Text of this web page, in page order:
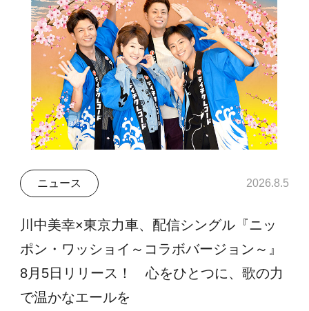
ニュース 2026.8.5
川中美幸×東京力車、配信シングル『ニッ
ポン・ワッショイ～コラボバージョン～』
8月5日リリース！ 心をひとつに、歌の力
で温かなエールを